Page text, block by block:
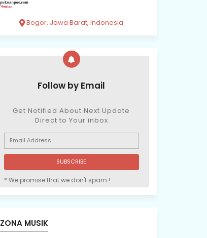
Bogor, Jawa Barat, Indonesia
Follow by Email
Get Notified About Next Update
Direct to Your inbox
* We promise that we don't spam !
ZONA MUSIK